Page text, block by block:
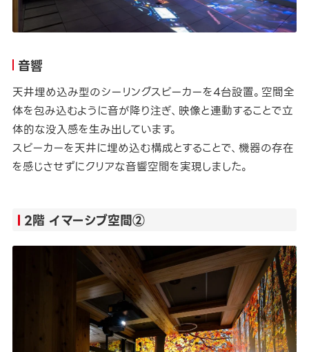
音響
天井埋め込み型のシーリングスピーカーを4台設置。空間全
体を包み込むように音が降り注ぎ、映像と連動することで立
体的な没入感を生み出しています。
スピーカーを天井に埋め込む構成とすることで、機器の存在
を感じさせずにクリアな音響空間を実現しました。
2階 イマーシブ空間②